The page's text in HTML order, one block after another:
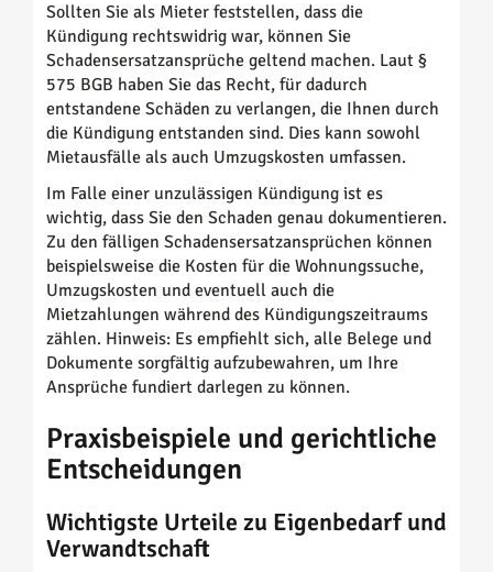
Sollten Sie als Mieter feststellen, dass die
Kündigung rechtswidrig war, können Sie
Schadensersatzansprüche geltend machen. Laut §
575 BGB haben Sie das Recht, für dadurch
entstandene Schäden zu verlangen, die Ihnen durch
die Kündigung entstanden sind. Dies kann sowohl
Mietausfälle als auch Umzugskosten umfassen.
Im Falle einer unzulässigen Kündigung ist es
wichtig, dass Sie den Schaden genau dokumentieren.
Zu den fälligen Schadensersatzansprüchen können
beispielsweise die Kosten für die Wohnungssuche,
Umzugskosten und eventuell auch die
Mietzahlungen während des Kündigungszeitraums
zählen. Hinweis: Es empfiehlt sich, alle Belege und
Dokumente sorgfältig aufzubewahren, um Ihre
Ansprüche fundiert darlegen zu können.
Praxisbeispiele und gerichtliche
Entscheidungen
Wichtigste Urteile zu Eigenbedarf und
Verwandtschaft